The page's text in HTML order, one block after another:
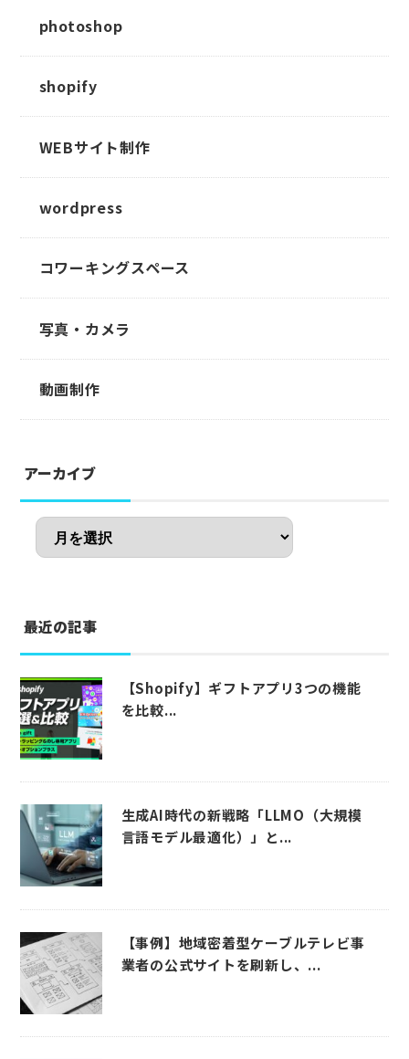
photoshop
shopify
WEBサイト制作
wordpress
コワーキングスペース
写真・カメラ
動画制作
アーカイブ
最近の記事
【Shopify】ギフトアプリ3つの機能
を比較...
生成AI時代の新戦略「LLMO（大規模
言語モデル最適化）」と...
【事例】地域密着型ケーブルテレビ事
業者の公式サイトを刷新し、...